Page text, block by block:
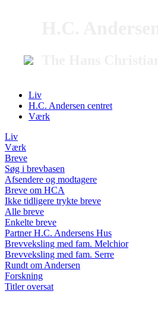
Liv
H.C. Andersen centret
Værk
Liv
Værk
Breve
Søg i brevbasen
Afsendere og modtagere
Breve om HCA
Ikke tidligere trykte breve
Alle breve
Enkelte breve
Partner H.C. Andersens Hus
Brevveksling med fam. Melchior
Brevveksling med fam. Serre
Rundt om Andersen
Forskning
Titler oversat